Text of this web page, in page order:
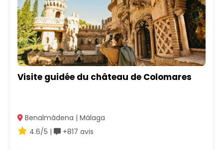
Visite guidée du château de Colomares
Benalmádena | Málaga
4.6/5 |
+817 avis